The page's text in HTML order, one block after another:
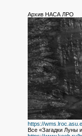
Архив НАСА ЛРО
https://
Все «Загадки Луны